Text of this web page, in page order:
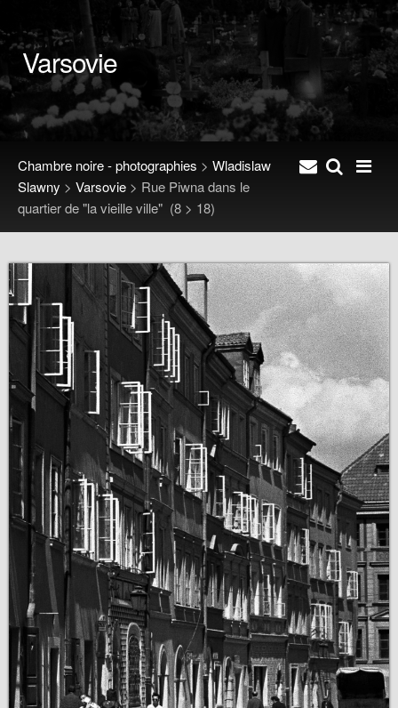
Varsovie
Chambre noire - photographies > Wladislaw
Slawny > Varsovie > Rue Piwna dans le
quartier de "la vieille ville" (8 > 18)